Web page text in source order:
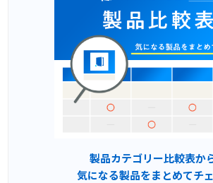
製品カテゴリー比較表から
気になる製品をまとめてチ